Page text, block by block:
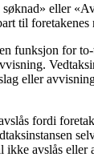
eller
til
funksjon for
eller
fordi
ikke avslås eller